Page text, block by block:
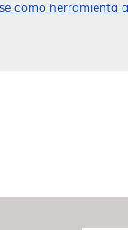
como herramienta